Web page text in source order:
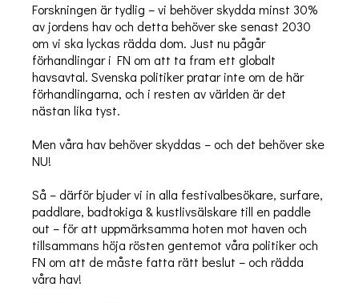
Forskningen är tydlig – vi behöver skydda minst 30%
av jordens hav och detta behöver ske senast 2030
om vi ska lyckas rädda dom. Just nu pågår
förhandlingar i FN om att ta fram ett globalt
havsavtal. Svenska politiker pratar inte om de här
förhandlingarna, och i resten av världen är det
nästan lika tyst.
Men våra hav behöver skyddas – och det behöver ske
NU!
Så – därför bjuder vi in alla festivalbesökare, surfare,
paddlare, badtokiga & kustlivsälskare till en paddle
out – för att uppmärksamma hoten mot haven och
tillsammans höja rösten gentemot våra politiker och
FN om att de måste fatta rätt beslut – och rädda
våra hav!